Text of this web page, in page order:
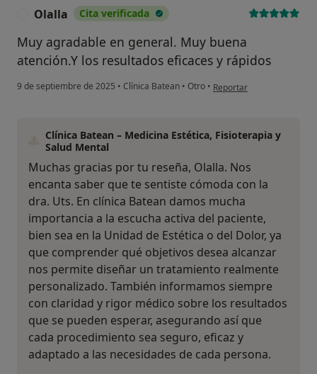
Olalla Cita verificada
Muy agradable en general. Muy buena
atención.Y los resultados eficaces y rápidos
9 de septiembre de 2025 • Clínica Batean • Otro • en opinión del usuario
Reportar
Clínica Batean – Medicina Estética, Fisioterapia y
Salud Mental
Muchas gracias por tu reseña, Olalla. Nos
encanta saber que te sentiste cómoda con la
dra. Uts. En clínica Batean damos mucha
importancia a la escucha activa del paciente,
bien sea en la Unidad de Estética o del Dolor, ya
que comprender qué objetivos desea alcanzar
nos permite diseñar un tratamiento realmente
personalizado. También informamos siempre
con claridad y rigor médico sobre los resultados
que se pueden esperar, asegurando así que
cada procedimiento sea seguro, eficaz y
adaptado a las necesidades de cada persona.